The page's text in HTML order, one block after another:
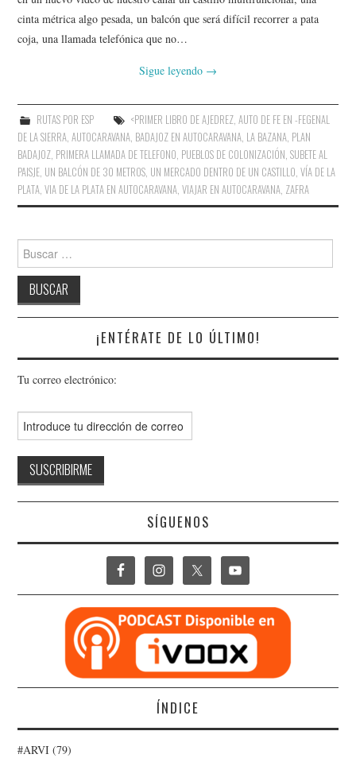
AMIGOS
cinta métrica algo pesada, un balcón que será difícil recorrer a pata
coja, una llamada telefónica que no…
Sigue leyendo →
RUTAS POR ESP <PRIMER LIBRO DE AJEDREZ, AUTO DE FE EN -FEGENAL
DE LA SIERRA ,AUTOCARAVANA BADAJOZ EN AUTOCARAVANA LA BAZANA PLAN
BADAJOZ PRIMERA LLAMADA DE TELEFONO PUEBLOS DE COLONIZACIÓN ,SUBETE AL
PAISJE UN BALCÓN DE 30 METROS UN MERCADO DENTRO DE UN CASTILLO ,VÍA DE LA
PLATA ,VIA DE LA PLATA EN AUTOCARAVANA ,VIAJAR EN AUTOCARAVANA ZAFRA
¡ENTÉRATE DE LO ÚLTIMO!
Tu correo electrónico:
SÍGUENOS
ÍNDICE
#ARVI (79)